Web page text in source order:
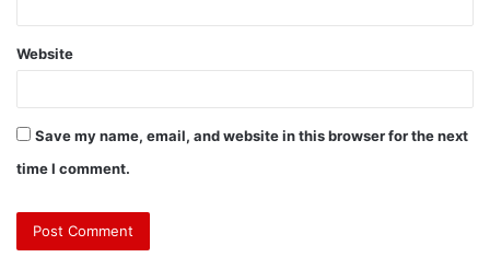
Website
Save my name, email, and website in this browser for the next
time I comment.